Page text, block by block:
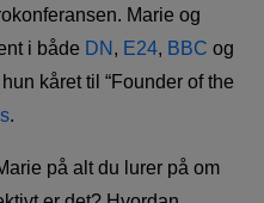
Marie og
i både DN , E24, BBC og
kåret til “Founder of the
.
på alt du lurer på om